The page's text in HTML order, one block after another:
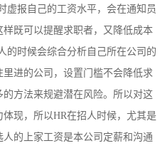
虚报自己的工资水平，会在通知员
既可以提醒求职者，又降低成本
的时候会综合分析自己所在公司的
进的公司，设置门槛不会降低求
方法来规避潜在风险。所以对这
现，所以HR在招人时候，尤其是
的上家工资是本公司定薪和沟通